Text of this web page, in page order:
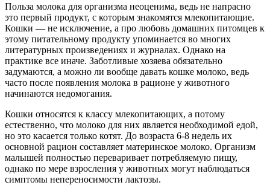
Польза молока для организма неоценима, ведь не напрасно
это первый продукт, с которым знакомятся млекопитающие.
Кошки — не исключение, а про любовь домашних питомцев к
этому питательному продукту упоминается во многих
литературных произведениях и журналах. Однако на
практике все иначе. Заботливые хозяева обязательно
задумаются, а можно ли вообще давать кошке молоко, ведь
часто после появления молока в рационе у животного
начинаются недомогания.
Кошки относятся к классу млекопитающих, а потому
естественно, что молоко для них является необходимой едой,
но это касается только котят. До возраста 6-8 недель их
основной рацион составляет материнское молоко. Организм
малышей полностью переваривает потребляемую пищу,
однако по мере взросления у животных могут наблюдаться
симптомы непереносимости лактозы.